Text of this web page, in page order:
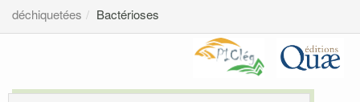
déchiquetées
Bactérioses